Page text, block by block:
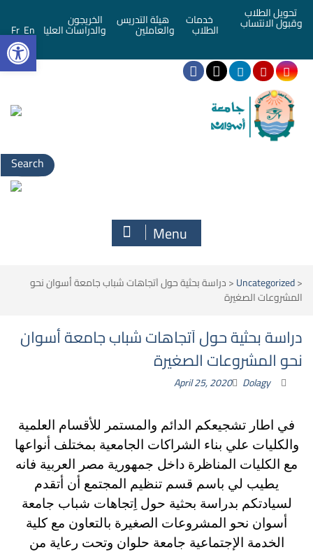
تحويل الطلاب
وقبول الانتساب خدمات
الطلاب
هيئة التدريس
والعاملين
الخريجون
والدراسات العليا En
Fr
Search
for:
Menu
<
Uncategorized
<دراسة بحثية حول اَتجاهات شباب جامعة أسوان نحو
المشروعات الصغيرة
دراسة بحثية حول اَتجاهات شباب جامعة أسوان
نحو المشروعات الصغيرة
April 25, 2020 Dolagy
في اطار تشجيعكم الدائم والمستمر للأقسام العلمية
والكليات علي بناء الشراكات الجامعية بمختلف أنواعها
مع الكليات المناظرة داخل جمهورية مصر العربية فانه
يطيب لي باسم قسم تنظيم المجتمع أن أتقدم
لسيادتكم بدراسة بحثية حول اِتجاهات شباب جامعة
أسوان نحو المشروعات الصغيرة بالتعاون مع كلية
الخدمة الإجتماعية جامعة حلوان وتحت رعاية من